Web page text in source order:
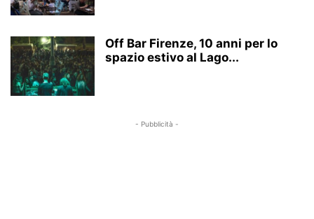
Off Bar Firenze, 10 anni per lo
spazio estivo al Lago...
- Pubblicità -